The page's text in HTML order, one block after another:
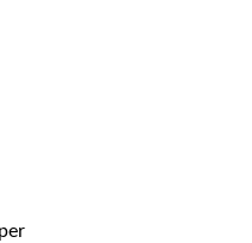
årets början
årets slut